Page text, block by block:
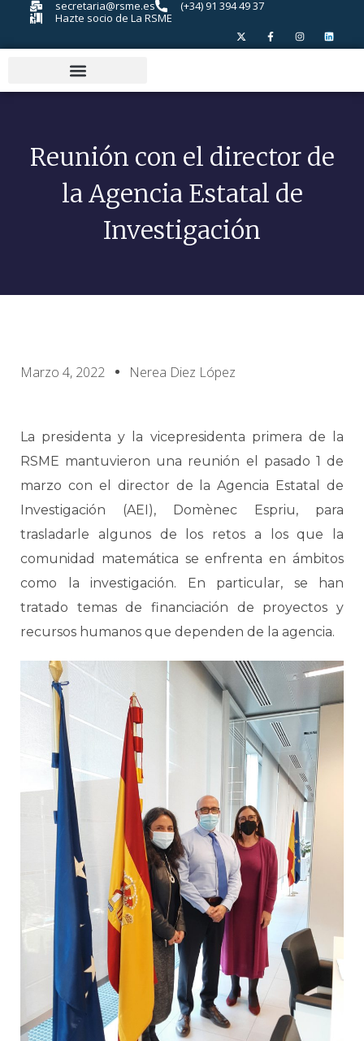
secretaria@rsme.es
(+34) 91 394 49 37
Hazte socio de La RSME
Reunión con el director de
la Agencia Estatal de
Investigación
Marzo 4, 2022 Nerea Diez López
La presidenta y la vicepresidenta primera de la
RSME mantuvieron una reunión el pasado 1 de
marzo con el director de la Agencia Estatal de
Investigación (AEI), Domènec Espriu, para
trasladarle algunos de los retos a los que la
comunidad matemática se enfrenta en ámbitos
como la investigación. En particular, se han
tratado temas de financiación de proyectos y
recursos humanos que dependen de la agencia.